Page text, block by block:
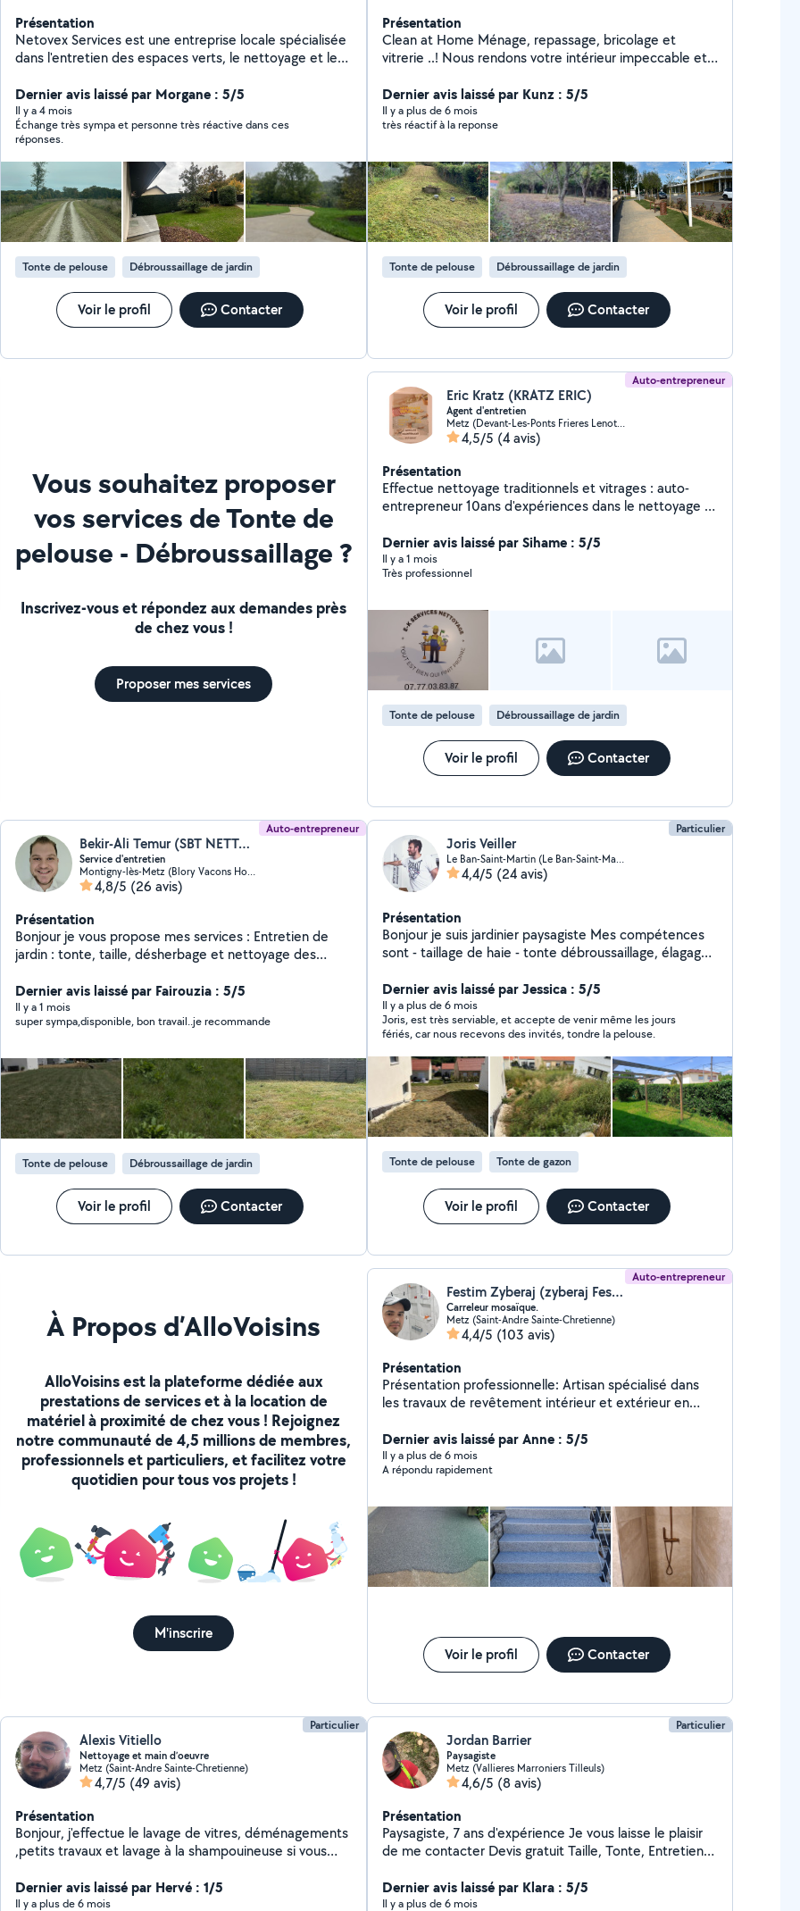
Présentation
Netovex Services est une entreprise locale spécialisée
dans l'entretien des espaces verts, le nettoyage et le
prestations ponctuelles ou récurrentes, aussi bien pour
les particuliers que pour les professionnels (agences
immobilières, syndics, promoteurs, artisans). Nos
engagements : Réactivité et respect des délais Travail
soigné et chantiers propres Devis clairs et rapides
Interventions fiables, même en urgence Zone
d'intervention : Metz et alentours.
Dernier avis laissé par Morgane : 5/5
Il y a 4 mois
Échange très sympa et personne très réactive dans ces
réponses.
Tonte de pelouse Débroussaillage de jardin
Voir le profil Contacter
Présentation
Clean at Home Ménage, repassage, bricolage et
vitrerie ..! Nous rendons votre intérieur impeccable et
d'espaces verts pour un extérieur soigné et accueillant.
Uniquement des services de qualité. Un simple appel
téléphonique et on prend tout en charge, facile et
Dernier avis laissé par Kunz : 5/5
Il y a plus de 6 mois
très réactif à la reponse
Tonte de pelouse Débroussaillage de jardin
Voir le profil Contacter
Vous souhaitez proposer
vos services de Tonte de
pelouse - Débroussaillage ?
Inscrivez-vous et répondez aux demandes près
de chez vous !
Proposer mes services
Auto-entrepreneur
Eric Kratz (KRATZ ERIC)
Agent d'entretien
Metz (Devant-Les-Ponts Frieres Lenotre)
4,5/5 (4 avis)
Présentation
Effectue nettoyage traditionnels et vitrages : auto-
entrepreneur 10ans d'expériences dans le nettoyage (
particuliers et professionnels .
Dernier avis laissé par Sihame : 5/5
Il y a 1 mois
Très professionnel
Tonte de pelouse Débroussaillage de jardin
Voir le profil Contacter
Auto-entrepreneur
Bekir-Ali Temur (SBT NETTOYAGE)
Service d'entretien
Montigny-lès-Metz (Blory Vacons Horgne)
4,8/5 (26 avis)
Présentation
Bonjour je vous propose mes services : Entretien de
jardin : tonte, taille, désherbage et nettoyage des
de terrasses, dalles, bois ou carrelage extérieur.
Nettoyage de tous types de surfaces : sols, murs,
vitres, surfaces industrielles ou commerciales.
vos entrepôts, ateliers, bureaux ou espaces
professionnels. Nettoyage AIRBNB : remise des clés,
gestion du linge et suivi. Nettoyage de fin de chantier :
intervention rapide après travaux pour un lieu prêt à
l'usage. Débarras des encombrants : enlèvement
rapide et efficace de meubles, déchets ou objets
volumineux.
Dernier avis laissé par Fairouzia : 5/5
Il y a 1 mois
super sympa,disponible, bon travail..je recommande
Tonte de pelouse Débroussaillage de jardin
Voir le profil Contacter
Particulier
Joris Veiller
Le Ban-Saint-Martin (Le Ban-Saint-Martin)
4,4/5 (24 avis)
Présentation
Bonjour je suis jardinier paysagiste Mes compétences
sont - taillage de haie - tonte débroussaillage, élagage
plantation et d'autre sur demande.
Dernier avis laissé par Jessica : 5/5
Il y a plus de 6 mois
Joris, est très serviable, et accepte de venir même les jours
fériés, car nous recevons des invités, tondre la pelouse.
Tonte de pelouse Tonte de gazon
Voir le profil Contacter
À Propos d’AlloVoisins
AlloVoisins est la plateforme dédiée aux
prestations de services et à la location de
matériel à proximité de chez vous ! Rejoignez
notre communauté de 4,5 millions de membres,
professionnels et particuliers, et facilitez votre
quotidien pour tous vos projets !
M'inscrire
Auto-entrepreneur
Festim Zyberaj (zyberaj Festim)
Carreleur mosaïque.
Metz (Saint-Andre Sainte-Chretienne)
4,4/5 (103 avis)
Présentation
Présentation professionnelle: Artisan spécialisé dans
les travaux de revêtement intérieur et extérieur en
particuliers et professionnels avec un travail soigné, des
finitions propres et le respect des délais. Mes
prestations : Pose de carrelage tous formats Faïence
extérieures Résine de sol Peinture intérieure et
extérieure Étanchéité terrasse et balcon Ragréage
Rénovation salle de bain Disponible pour : sous-
traitance rénovation chantier neuf dépannage rapide
Réponse rapide par téléphone ou message
Dernier avis laissé par Anne : 5/5
Il y a plus de 6 mois
A répondu rapidement
Voir le profil Contacter
Particulier
Alexis Vitiello
Nettoyage et main d’oeuvre
Metz (Saint-Andre Sainte-Chretienne)
4,7/5 (49 avis)
Présentation
Bonjour, j'effectue le lavage de vitres, déménagements
,petits travaux et lavage à la shampouineuse si vous
Dernier avis laissé par Hervé : 1/5
Il y a plus de 6 mois
Particulier
Jordan Barrier
Paysagiste
Metz (Vallieres Marroniers Tilleuls)
4,6/5 (8 avis)
Présentation
Paysagiste, 7 ans d'expérience Je vous laisse le plaisir
de me contacter Devis gratuit Taille, Tonte, Entretien
Dernier avis laissé par Klara : 5/5
Il y a plus de 6 mois